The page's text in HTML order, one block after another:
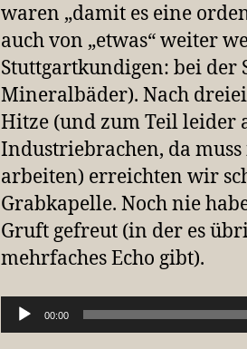
waren „damit es eine
auch von „etwas“ weiter
Stuttgartkundigen: bei der
Mineralbäder). Nach
Hitze (und zum Teil leider
Industriebrachen, da
arbeiten) erreichten wir
Grabkapelle. Noch nie
Gruft gefreut (in der es
mehrfaches Echo gibt).
00:00